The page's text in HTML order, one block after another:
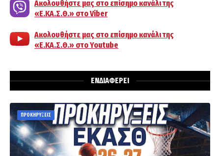
Ακολουθήστε μας στο επίσημο κανάλι της
«Ε.ΚΑ.Σ.Θ.» στο Viber
Ακολουθήστε μας στο επίσημο κανάλι της
«Ε.ΚΑ.Σ.Θ.» στο Youtube
ΕΝΔΙΑΦΕΡΕΙ
ΠΡΟΚΗΡΥΞΕΙΣ